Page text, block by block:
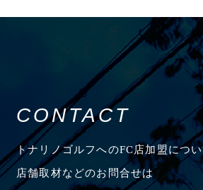
CONTACT
トナリノゴルフへのFC店加盟につ
店舗取材などのお問合せは